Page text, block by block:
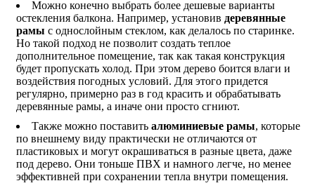
Можно конечно выбрать более дешевые варианты
остекления балкона. Например, установив деревянные
рамы с однослойным стеклом, как делалось по старинке.
Но такой подход не позволит создать теплое
дополнительное помещение, так как такая конструкция
будет пропускать холод. При этом дерево боится влаги и
воздействия погодных условий. Для этого придется
регулярно, примерно раз в год красить и обрабатывать
деревянные рамы, а иначе они просто сгниют.
Также можно поставить алюминиевые рамы, которые
по внешнему виду практически не отличаются от
пластиковых и могут окрашиваться в разные цвета, даже
под дерево. Они тоньше ПВХ и намного легче, но менее
эффективней при сохранении тепла внутри помещения.